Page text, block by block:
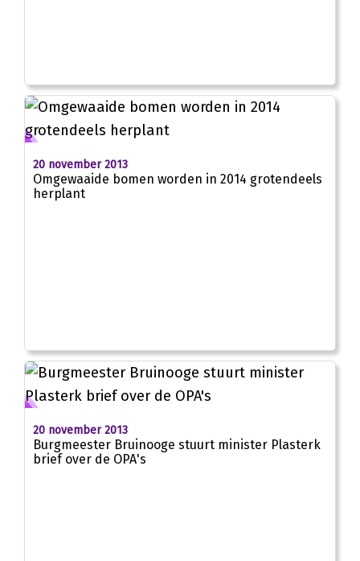
20 november 2013
Omgewaaide bomen worden in 2014 grotendeels
herplant
20 november 2013
Burgmeester Bruinooge stuurt minister Plasterk
brief over de OPA's